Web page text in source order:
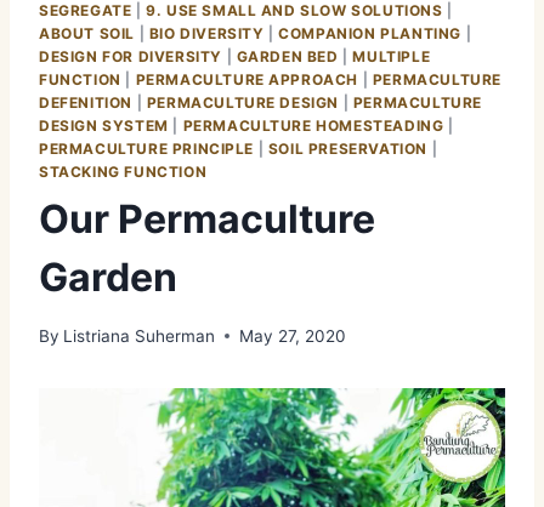
SEGREGATE |9. USE SMALL AND SLOW SOLUTIONS
ABOUT SOIL
BIO DIVERSITY |COMPANION PLANTING
DESIGN FOR DIVERSITY
GARDEN BED |MULTIPLE
FUNCTION
PERMACULTURE APPROACH
PERMACULTURE
DEFENITION
PERMACULTURE DESIGN
PERMACULTURE
DESIGN SYSTEM
PERMACULTURE HOMESTEADING
PERMACULTURE PRINCIPLE
SOIL PRESERVATION
STACKING FUNCTION
Our Permaculture
Garden
By Listriana Suherman May 27, 2020